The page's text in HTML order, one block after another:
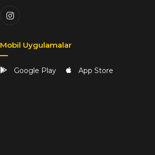
Mobil Uygulamalar
Google Play App Store